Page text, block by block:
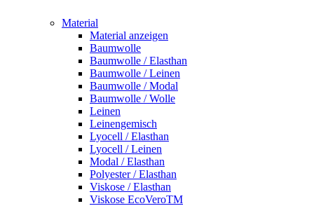
Material
Material anzeigen
Baumwolle
Baumwolle / Elasthan
Baumwolle / Leinen
Baumwolle / Modal
Baumwolle / Wolle
Leinen
Leinengemisch
Lyocell / Elasthan
Lyocell / Leinen
Modal / Elasthan
Polyester / Elasthan
Viskose / Elasthan
Viskose EcoVeroTM